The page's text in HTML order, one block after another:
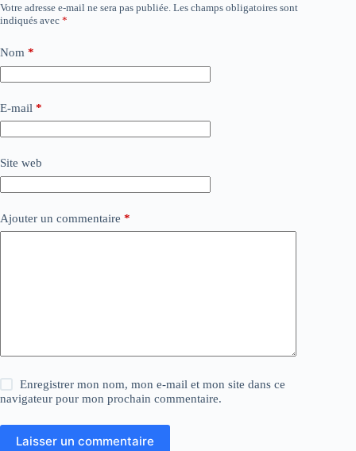
Votre adresse e-mail ne sera pas publiée. Les champs obligatoires sont
indiqués avec *
Nom *
E-mail *
Site web
Ajouter un commentaire *
Enregistrer mon nom, mon e-mail et mon site dans ce
navigateur pour mon prochain commentaire.
Laisser un commentaire